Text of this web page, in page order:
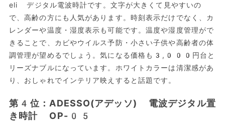
eli デジタル電波時計です。文字が大きくて見やすいの
で、高齢の方にも人気があります。時刻表示だけでなく、カ
レンダーや温度・湿度表示も可能です。温度や湿度管理がで
きることで、カビやウイルス予防・小さい子供や高齢者の体
調管理が望めるでしょう。気になる価格も3,000円台と
リーズナブルになっています。ホワイトカラーは清潔感があ
り、おしゃれでインテリア映えすると話題です。
第4位：ADESSO(アデッソ) 電波デジタル置
き時計 OP-05